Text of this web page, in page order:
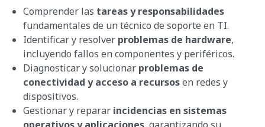
Comprender las tareas y responsabilidades
fundamentales de un técnico de soporte en TI.
Identificar y resolver problemas de hardware,
incluyendo fallos en componentes y periféricos.
Diagnosticar y solucionar problemas de
conectividad y acceso a recursosen redes y
dispositivos.
Gestionar y reparar incidencias en sistemas